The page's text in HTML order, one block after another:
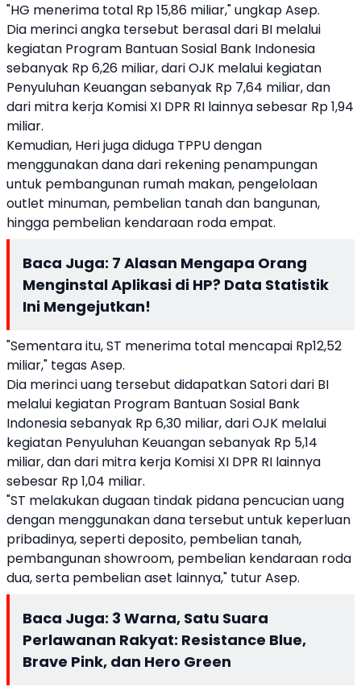
"HG menerima total Rp 15,86 miliar," ungkap Asep.
Dia merinci angka tersebut berasal dari BI melalui
kegiatan Program Bantuan Sosial Bank Indonesia
sebanyak Rp 6,26 miliar, dari OJK melalui kegiatan
Penyuluhan Keuangan sebanyak Rp 7,64 miliar, dan
dari mitra kerja Komisi XI DPR RI lainnya sebesar Rp 1,94
miliar.
Kemudian, Heri juga diduga TPPU dengan
menggunakan dana dari rekening penampungan
untuk pembangunan rumah makan, pengelolaan
outlet minuman, pembelian tanah dan bangunan,
hingga pembelian kendaraan roda empat.
Baca Juga: 7 Alasan Mengapa Orang
Menginstal Aplikasi di HP? Data Statistik
Ini Mengejutkan!
"Sementara itu, ST menerima total mencapai Rp12,52
miliar," tegas Asep.
Dia merinci uang tersebut didapatkan Satori dari BI
melalui kegiatan Program Bantuan Sosial Bank
Indonesia sebanyak Rp 6,30 miliar, dari OJK melalui
kegiatan Penyuluhan Keuangan sebanyak Rp 5,14
miliar, dan dari mitra kerja Komisi XI DPR RI lainnya
sebesar Rp 1,04 miliar.
"ST melakukan dugaan tindak pidana pencucian uang
dengan menggunakan dana tersebut untuk keperluan
pribadinya, seperti deposito, pembelian tanah,
pembangunan showroom, pembelian kendaraan roda
dua, serta pembelian aset lainnya," tutur Asep.
Baca Juga: 3 Warna, Satu Suara
Perlawanan Rakyat: Resistance Blue,
Brave Pink, dan Hero Green